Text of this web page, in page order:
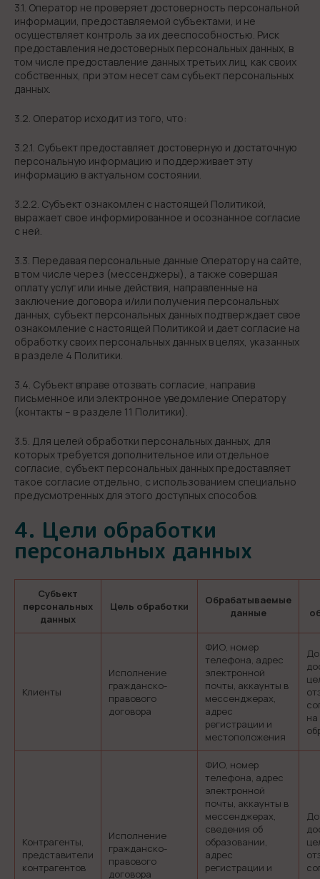
3.1. Оператор не проверяет достоверность персональной
информации, предоставляемой субъектами, и не
осуществляет контроль за их дееспособностью. Риск
предоставления недостоверных персональных данных, в
том числе предоставление данных третьих лиц, как своих
собственных, при этом несет сам субъект персональных
данных.
3.2. Оператор исходит из того, что:
3.2.1. Субъект предоставляет достоверную и достаточную
персональную информацию и поддерживает эту
информацию в актуальном состоянии.
3.2.2. Субъект ознакомлен с настоящей Политикой,
выражает свое информированное и осознанное согласие
с ней.
3.3. Передавая персональные данные Оператору на сайте,
в том числе через (мессенджеры), а также совершая
оплату услуг или иные действия, направленные на
заключение договора и/или получения персональных
данных, субъект персональных данных подтверждает свое
ознакомление с настоящей Политикой и дает согласие на
обработку своих персональных данных в целях, указанных
в разделе 4 Политики.
3.4. Субъект вправе отозвать согласие, направив
письменное или электронное уведомление Оператору
(контакты – в разделе 11 Политики).
3.5. Для целей обработки персональных данных, для
которых требуется дополнительное или отдельное
согласие, субъект персональных данных предоставляет
такое согласие отдельно, с использованием специально
предусмотренных для этого доступных способов.
4. Цели обработки
персональных данных
Субъект
персональных
данных
Цель обработки
Обрабатываемые
данные
Клиенты
Исполнение
гражданско-
правового
договора
ФИО, номер
телефона, адрес
электронной
почты, аккаунты в
мессенджерах,
адрес
регистрации и
местоположения
До
на
Контрагенты,
представители
контрагентов
Исполнение
гражданско-
правового
договора
ФИО, номер
телефона, адрес
электронной
почты, аккаунты в
мессенджерах,
сведения об
образовании,
адрес
регистрации и
До